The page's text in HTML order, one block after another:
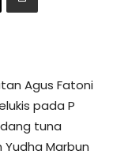
Agus Fatoni
pada P
tuna
Marbun